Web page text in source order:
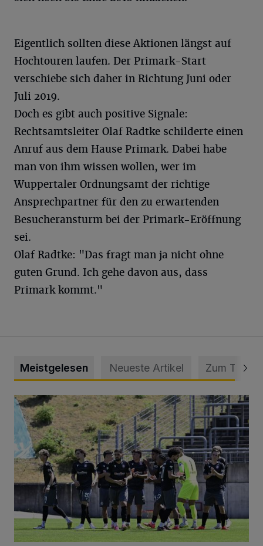
Eigentlich sollten diese Aktionen längst auf
Hochtouren laufen. Der Primark-Start
verschiebe sich daher in Richtung Juni oder
Juli 2019.
Doch es gibt auch positive Signale:
Rechtsamtsleiter Olaf Radtke schilderte einen
Anruf aus dem Hause Primark. Dabei habe
man von ihm wissen wollen, wer im
Wuppertaler Ordnungsamt der richtige
Ansprechpartner für den zu erwartenden
Besucheransturm bei der Primark-Eröffnung
sei.
Olaf Radtke: "Das fragt man ja nicht ohne
guten Grund. Ich gehe davon aus, dass
Primark kommt."
Meistgelesen Neueste Artikel Zum Thema
Liveticker: Wuppertaler SV – SpVg. Schonnebeck